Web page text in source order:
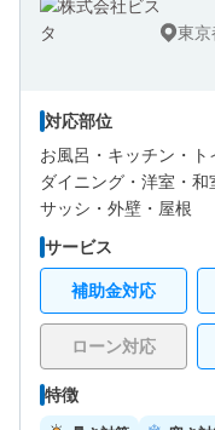
東京
対応部位
お風呂・ キッチン・ ト
ダイニング・ 洋室・ 和
サッシ・ 外壁・ 屋根
サービス
補助金対応
ローン対応
特徴